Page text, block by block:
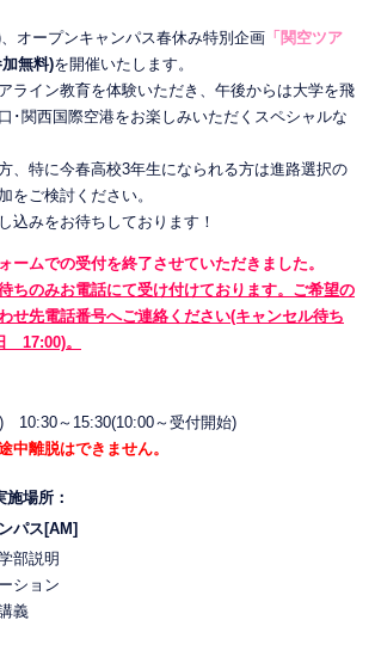
オープンキャンパス春休み特別企画 「関空ツア
無料)を開催いたします。
ライン教育を体験いただき、午後からは大学を飛
･関西国際空港をお楽しみいただくスペシャルな
、特に今春高校3年生になられる方は進路選択の
をご検討ください。
込みをお待ちしております！
ームでの受付を終了させていただきました。
ちのみお電話にて受け付けております。ご希望の
せ先電話番号へご連絡ください(キャンセル待ち
17:00)。
10:30～15:30(10:00～受付開始)
中離脱はできません。
場所：
パス[AM]
部説明
ション
義